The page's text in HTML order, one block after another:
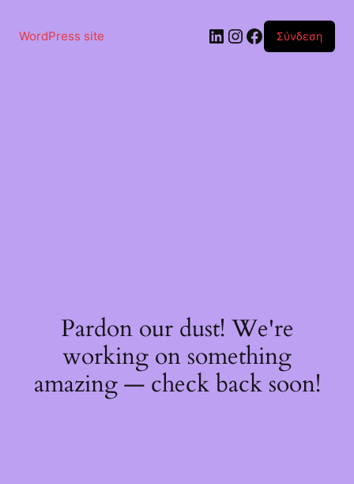
περιεχόμενο
WordPress site Linkedin
Instagram
Facebook
Σύνδεση
Pardon our dust! We're
working on something
amazing — check back soon!